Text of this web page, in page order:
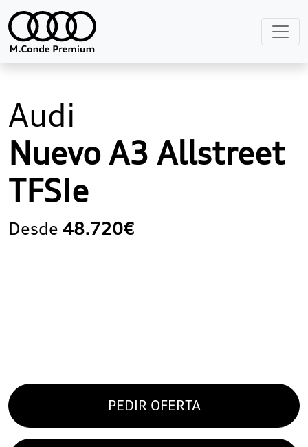
Audi
Nuevo A3 Allstreet
TFSIe
Desde 48.720€
PEDIR OFERTA